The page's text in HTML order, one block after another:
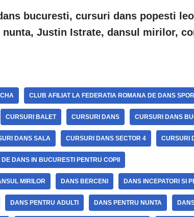
bucuresti, cursuri dans popesti
Justin Istrate, dansul mirilor,
CLUB AFILIAT LA FEDERATIA ROMANA DE DANS
CURSURI BALET CURSURI DANS CURSURI DANS
DANS SALA CURSURI DANS SECTOR 4 CURSURI
DANS IN BUCURESTI PENTRU COPII
MIRILOR DANS BERCENI DANS INCEPATORI SI
DANS PENTRU ADULTI DANS PENTRU NUNTA